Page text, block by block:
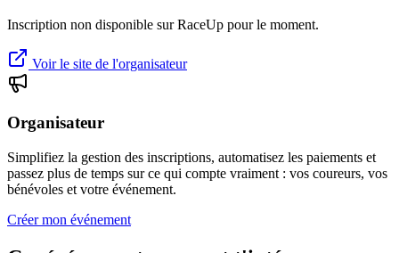
Inscription non disponible sur RaceUp pour le moment.
Voir le site de l'organisateur
Organisateur
Simplifiez la gestion des inscriptions, automatisez les paiements et
passez plus de temps sur ce qui compte vraiment : vos coureurs, vos
bénévoles et votre événement.
Créer mon événement